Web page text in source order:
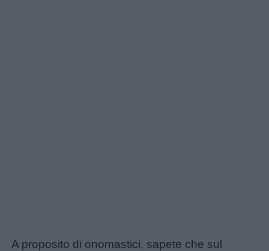
A proposito di onomastici, sapete che sul